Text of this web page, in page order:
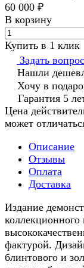
60 000 ₽
В корзину
Купить в 1 клик
Задать вопрос
Нашли
Хочу в
Гарантия 5
Цена
может
Описание
Отзывы
Оплата
Доставка
Издание
коллекционного
фактурой.
блинтового и